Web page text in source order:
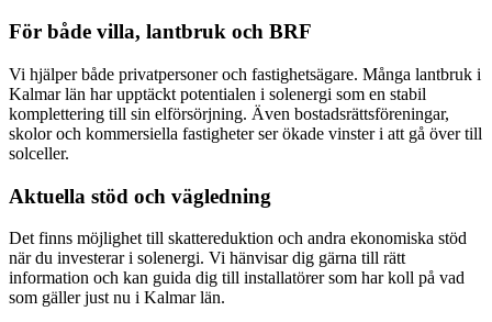
För både villa, lantbruk och BRF
Vi hjälper både privatpersoner och fastighetsägare. Många lantbruk i
Kalmar län har upptäckt potentialen i solenergi som en stabil
komplettering till sin elförsörjning. Även bostadsrättsföreningar,
skolor och kommersiella fastigheter ser ökade vinster i att gå över till
solceller.
Aktuella stöd och vägledning
Det finns möjlighet till skattereduktion och andra ekonomiska stöd
när du investerar i solenergi. Vi hänvisar dig gärna till rätt
information och kan guida dig till installatörer som har koll på vad
som gäller just nu i Kalmar län.